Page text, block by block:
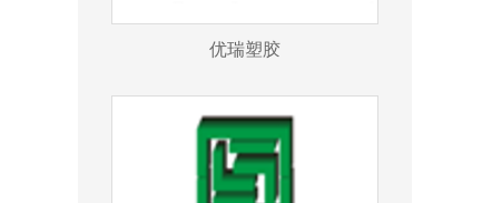
优瑞塑胶